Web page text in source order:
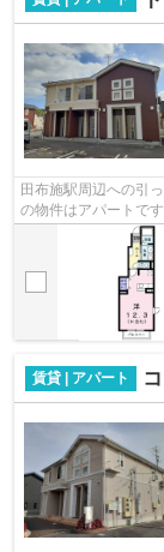
田布施駅周辺への引
の物件はアパートで
しをするなら熊毛郡
賃貸 | アパート